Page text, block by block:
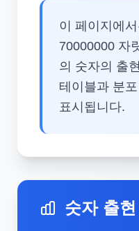
이 페이지에
70000000 자
의 숫자의 출
테이블과 분
표시됩니다.
숫자 출